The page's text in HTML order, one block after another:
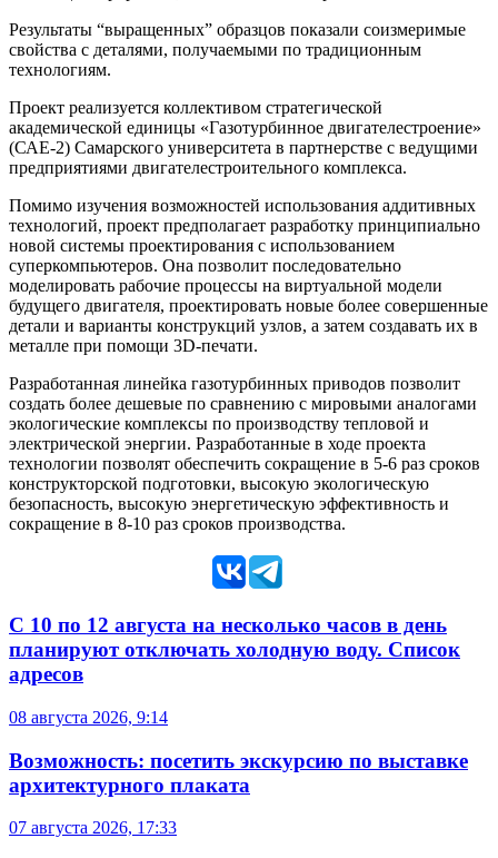
Результаты “выращенных” образцов показали соизмеримые
свойства с деталями, получаемыми по традиционным
технологиям.
Проект реализуется коллективом стратегической
академической единицы «Газотурбинное двигателестроение»
(САЕ-2) Самарского университета в партнерстве с ведущими
предприятиями двигателестроительного комплекса.
Помимо изучения возможностей использования аддитивных
технологий, проект предполагает разработку принципиально
новой системы проектирования с использованием
суперкомпьютеров. Она позволит последовательно
моделировать рабочие процессы на виртуальной модели
будущего двигателя, проектировать новые более совершенные
детали и варианты конструкций узлов, а затем создавать их в
металле при помощи 3D-печати.
Разработанная линейка газотурбинных приводов позволит
создать более дешевые по сравнению с мировыми аналогами
экологические комплексы по производству тепловой и
электрической энергии. Разработанные в ходе проекта
технологии позволят обеспечить сокращение в 5-6 раз сроков
конструкторской подготовки, высокую экологическую
безопасность, высокую энергетическую эффективность и
сокращение в 8-10 раз сроков производства.
С 10 по 12 августа на несколько часов в день
планируют отключать холодную воду. Список
адресов
08 августа 2026, 9:14
Возможность: посетить экскурсию по выставке
архитектурного плаката
07 августа 2026, 17:33